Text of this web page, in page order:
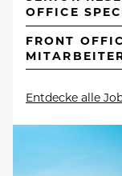
OFFICE
FRONT
Entdecke alle